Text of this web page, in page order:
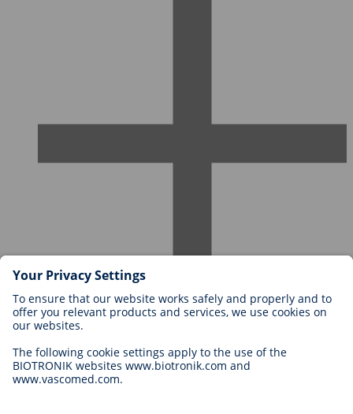
Karriere bei BIOTRONIK
Einstieg
Bewerbung
Karrierechancen